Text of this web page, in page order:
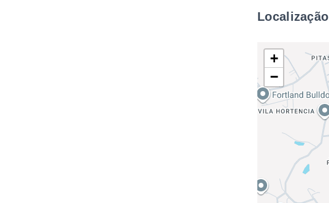
Localização
+
−